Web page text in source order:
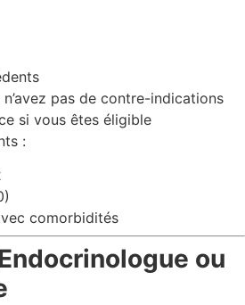
n’avez pas de contre-indications
si vous êtes éligible
:
comorbidités
ou